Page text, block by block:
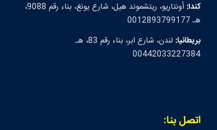
كندا:
أونتاريو، ريتشموند هيل، شارع يونغ، بناء رقم 9088،
هـ 0012893799177
بريطانيا:
لندن، شارع ابر، بناء رقم 83، هـ
00442033227384
اتصل بنا: